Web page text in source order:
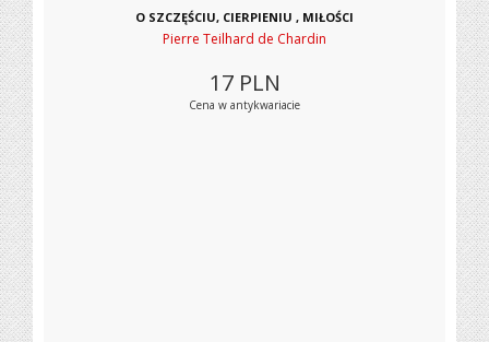
O SZCZĘŚCIU, CIERPIENIU , MIŁOŚCI
Pierre Teilhard de Chardin
17 PLN
Cena w antykwariacie